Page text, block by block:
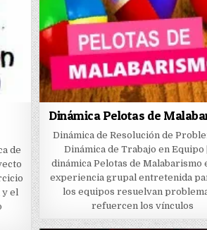
de
y el
Dinámica Pelotas de
Dinámica de Resolución de
Dinámica de Trabajo en Equipo
dinámica Pelotas de Malabarismo
experiencia grupal entretenida
los equipos resuelvan
refuercen los vínculos